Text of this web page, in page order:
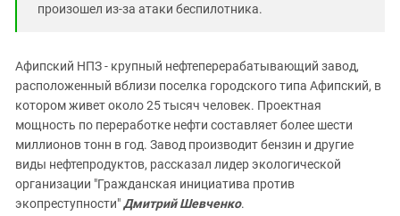
произошел из-за атаки беспилотника.
Афипский НПЗ - крупный нефтеперерабатывающий завод,
расположенный вблизи поселка городского типа Афипский, в
котором живет около 25 тысяч человек. Проектная
мощность по переработке нефти составляет более шести
миллионов тонн в год. Завод производит бензин и другие
виды нефтепродуктов, рассказал лидер экологической
организации "Гражданская инициатива против
экопреступности"Дмитрий Шевченко.